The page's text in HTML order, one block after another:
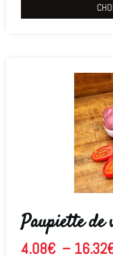
Paupiette de
4.08€ – 16.32